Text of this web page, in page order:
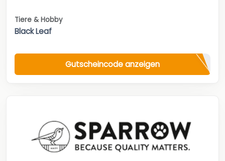
Tiere & Hobby
Black Leaf
Gutscheincode anzeigen